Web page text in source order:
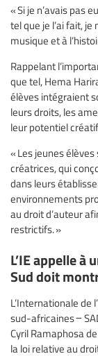
« Si je n’avais pas
tel que je l’ai fait, je
musique et à
Rappelant
que tel, Hema
élèves intégraient
leurs droits, les
leur potentiel
« Les jeunes
créatrices, qui
dans leurs
environnements
au droit d’auteur
restrictifs. »
L’IE appelle à
Sud doit
L’Internationale de
sud-africaines −
Cyril Ramaphosa
la loi relative au